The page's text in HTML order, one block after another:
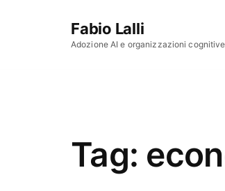
Fabio Lalli
Adozione AI e organizzazioni cognitive
Tag: